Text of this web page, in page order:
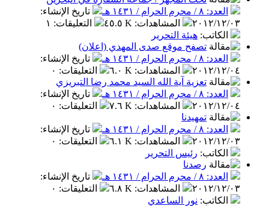
العدد: ٨ / محرم الحرام / ١٤٣١ هـ
تاريخ الإنشاء:
٢٠١٢/١٢/٠٣
المشاهدات: ٤٥.٥ K التعليقات: ١
الكاتب: هيئة التحرير
تصفح موقع صدى المهدي (اعلان)
العدد: ٨ / محرم الحرام / ١٤٣١ هـ
تاريخ الإنشاء:
٢٠١٢/١٢/٠٤
المشاهدات: ٦.٠ K التعليقات: ٠
تعزية آية الله السيد محمد رضا التبريزي
العدد: ٨ / محرم الحرام / ١٤٣١ هـ
تاريخ الإنشاء:
٢٠١٢/١٢/٠٤
المشاهدات: ٧.٦ K التعليقات: ٠
تمهيدنا
العدد: ٨ / محرم الحرام / ١٤٣١ هـ
تاريخ الإنشاء:
٢٠١٢/١٢/٠٣
المشاهدات: ٦.١ K التعليقات: ٠
الكاتب: رئيس التحرير
رصدنا
العدد: ٨ / محرم الحرام / ١٤٣١ هـ
تاريخ الإنشاء:
٢٠١٢/١٢/٠٣
المشاهدات: ٦.٨ K التعليقات: ٠
الكاتب: نور الساعدي